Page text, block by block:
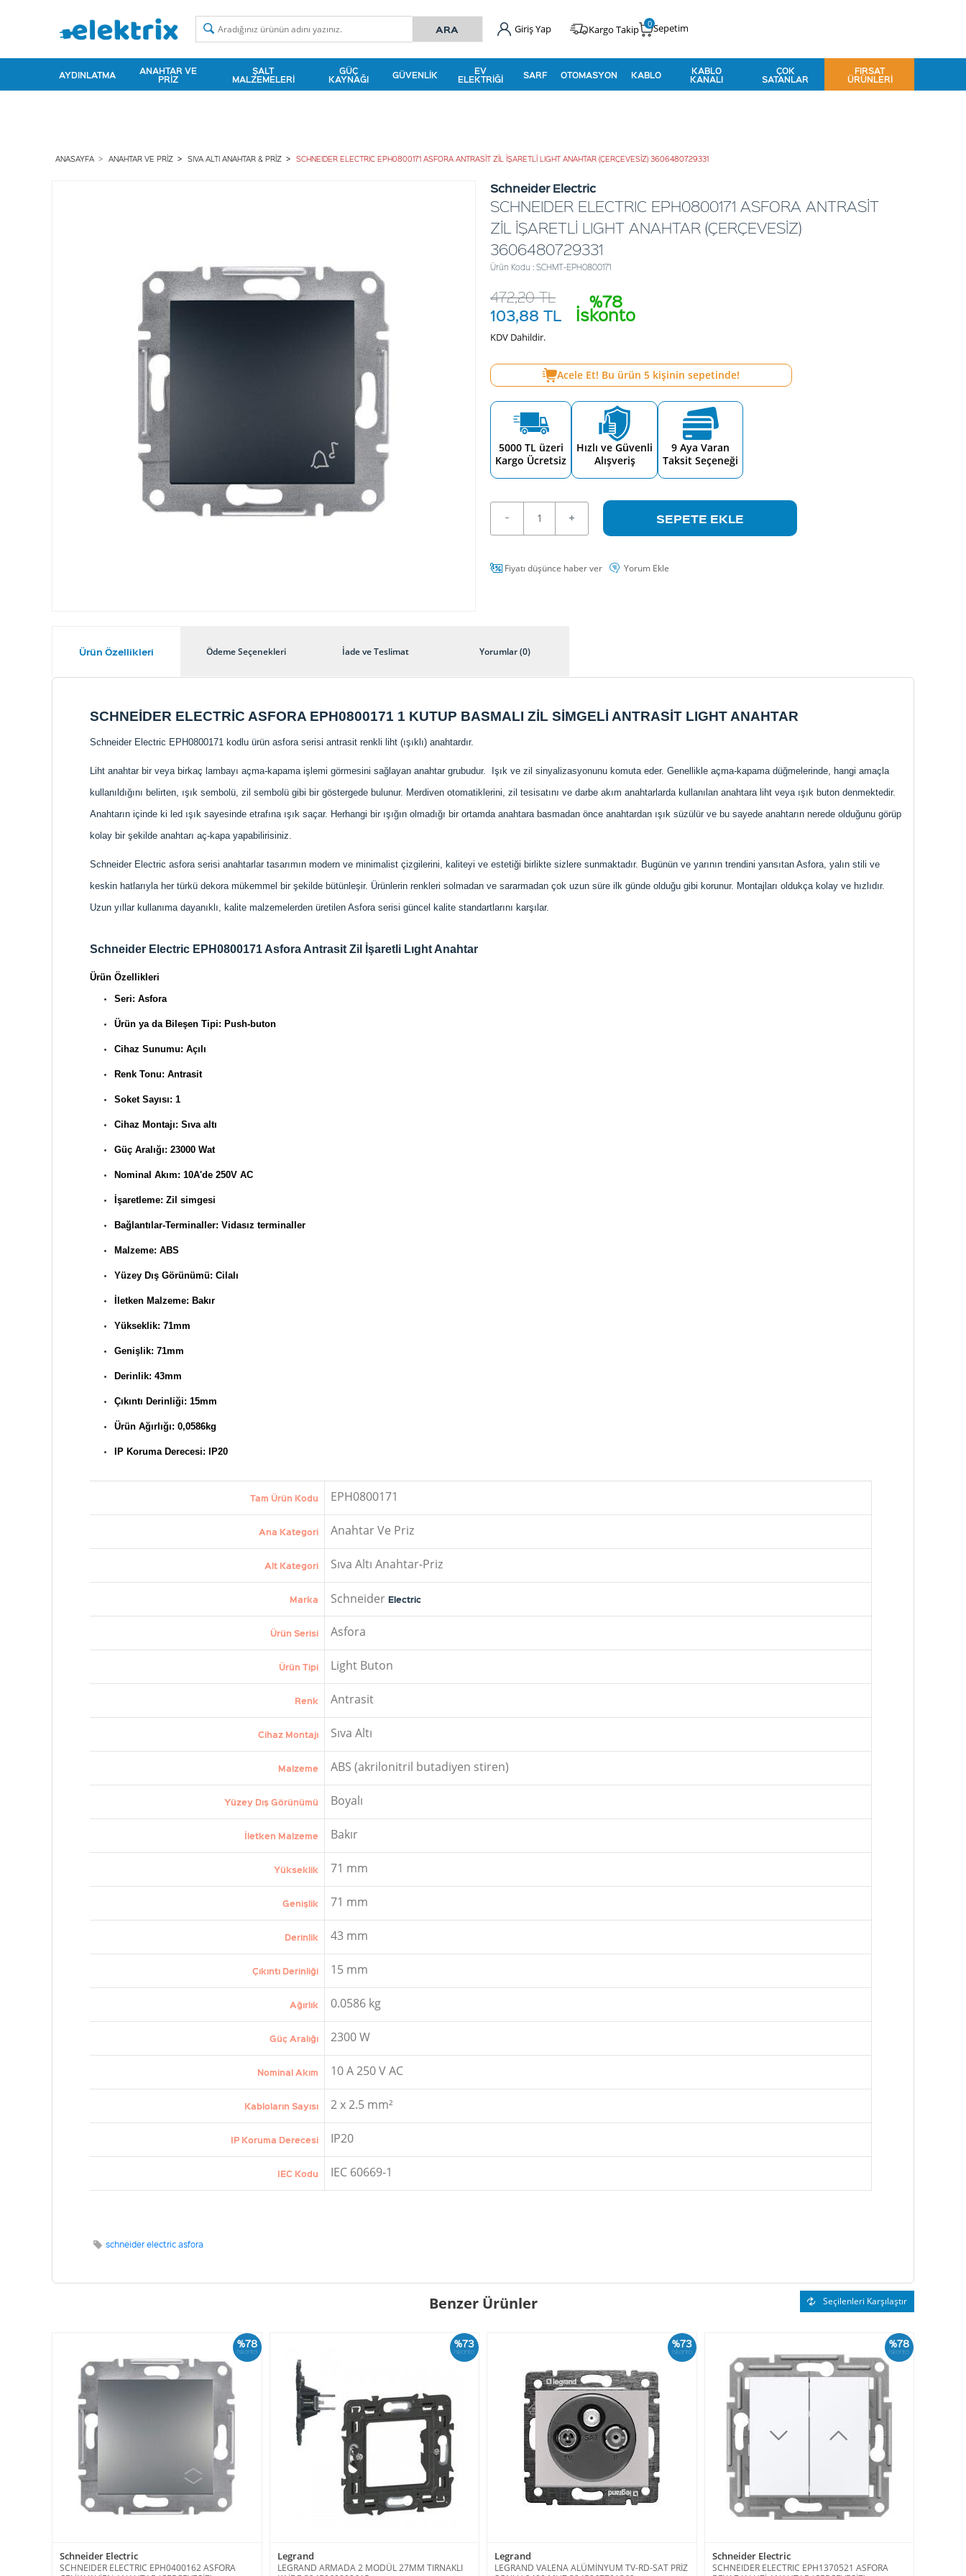
Giriş Yap Kargo Takip Sepetim
0
AYDINLATMA ANAHTAR VE
PRIZ
ŞALT
MALZEMELERI
GÜÇ
KAYNAĞI GÜVENLIK EV
ELEKTRIĞI SARF OTOMASYON KABLO KABLO
KANALI
ÇOK
SATANLAR
FIRSAT
ÜRÜNLERI
ANASAYFA ANAHTAR VE PRIZ SIVA ALTI ANAHTAR & PRIZ SCHNEIDER ELECTRIC EPH0800171 ASFORA ANTRASİT ZİL İŞARETLİ LIGHT ANAHTAR (ÇERÇEVESİZ) 3606480729331
Schneider Electric
SCHNEIDER ELECTRIC EPH0800171 ASFORA ANTRASİT
ZİL İŞARETLİ LIGHT ANAHTAR (ÇERÇEVESİZ)
3606480729331
Ürün Kodu : SCHMT-EPH0800171
%78
İskonto
472,20TL
103,88 TL
KDV Dahildir.
Acele Et! Bu ürün 5kişinin sepetinde!
5000 TL üzeri
Kargo Ücretsiz
Hızlı ve Güvenli
Alışveriş
9 Aya Varan
Taksit Seçeneği
SEPETE EKLE
Fiyatı düşünce haber ver Yorum Ekle
Ürün Özellikleri Ödeme Seçenekleri İade ve Teslimat Yorumlar (0)
SCHNEİDER ELECTRİC ASFORA EPH0800171 1 KUTUP BASMALI ZİL SİMGELİ ANTRASİT LIGHT ANAHTAR
Schneider Electric EPH0800171 kodlu ürün asfora serisi antrasit renkli liht (ışıklı) anahtardır.
Liht anahtar bir veya birkaç lambayı açma-kapama işlemi görmesini sağlayan anahtar grubudur. Işık ve zil sinyalizasyonunu komuta eder. Genellikle açma-kapama düğmelerinde, hangi amaçla
kullanıldığını belirten, ışık sembolü, zil sembolü gibi bir göstergede bulunur. Merdiven otomatiklerini, zil tesisatını ve darbe akım anahtarlarda kullanılan anahtara liht veya ışık buton denmektedir.
Anahtarın içinde ki led ışık sayesinde etrafına ışık saçar. Herhangi bir ışığın olmadığı bir ortamda anahtara basmadan önce anahtardan ışık süzülür ve bu sayede anahtarın nerede olduğunu görüp
kolay bir şekilde anahtarı aç-kapa yapabilirisiniz.
Schneider Electric asfora serisi anahtarlar tasarımın modern ve minimalist çizgilerini, kaliteyi ve estetiği birlikte sizlere sunmaktadır. Bugünün ve yarının trendini yansıtan Asfora, yalın stili ve
keskin hatlarıyla her türkü dekora mükemmel bir şekilde bütünleşir. Ürünlerin renkleri solmadan ve sararmadan çok uzun süre ilk günde olduğu gibi korunur. Montajları oldukça kolay ve hızlıdır.
Uzun yıllar kullanıma dayanıklı, kalite malzemelerden üretilen Asfora serisi güncel kalite standartlarını karşılar.
Schneider Electric EPH0800171 Asfora Antrasit Zil İşaretli Lıght Anahtar
Ürün Özellikleri
Seri: Asfora
Ürün ya da Bileşen Tipi: Push-buton
Cihaz Sunumu: Açılı
Renk Tonu: Antrasit
Soket Sayısı: 1
Cihaz Montajı: Sıva altı
Güç Aralığı: 23000 Wat
Nominal Akım: 10A'de 250V AC
İşaretleme: Zil simgesi
Bağlantılar-Terminaller: Vidasız terminaller
Malzeme: ABS
Yüzey Dış Görünümü: Cilalı
İletken Malzeme: Bakır
Yükseklik: 71mm
Genişlik: 71mm
Derinlik: 43mm
Çıkıntı Derinliği: 15mm
Ürün Ağırlığı: 0,0586kg
IP Koruma Derecesi: IP20
Tam Ürün Kodu EPH0800171
Ana Kategori Anahtar Ve Priz
Alt Kategori Sıva Altı Anahtar-Priz
Marka Schneider Electric
Ürün Serisi Asfora
Ürün Tipi Light Buton
Renk Antrasit
Cihaz Montajı Sıva Altı
Malzeme ABS (akrilonitril butadiyen stiren)
Yüzey Dış Görünümü Boyalı
İletken Malzeme Bakır
Yükseklik 71 mm
Genişlik 71 mm
Derinlik 43 mm
Çıkıntı Derinliği 15 mm
Ağırlık 0.0586 kg
Güç Aralığı 2300 W
Nominal Akım 10 A 250 V AC
Kabloların Sayısı 2 x 2.5 mm²
IP Koruma Derecesi IP20
IEC Kodu IEC 60669-1
schneider electric asfora
Benzer Ürünler Seçilenleri Karşılaştır
%78
İskonto
Schneider Electric
SCHNEIDER ELECTRIC EPH0400162 ASFORA
%73
İskonto
Legrand
LEGRAND ARMADA 2 MODÜL 27MM TIRNAKLI
%73
İskonto
Legrand
LEGRAND VALENA ALÜMİNYUM TV-RD-SAT PRİZ
%78
İskonto
Schneider Electric
SCHNEIDER ELECTRIC EPH1370521 ASFORA